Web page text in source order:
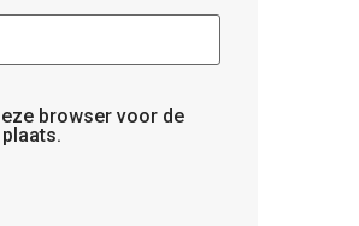
browser voor de